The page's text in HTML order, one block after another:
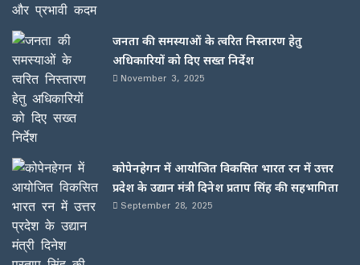
जनता की समस्याओं के त्वरित निस्तारण हेतु
अधिकारियों को दिए सख्त निर्देश
November 3, 2025
कोपेनहेगन में आयोजित विकसित भारत रन में उत्तर
प्रदेश के उद्यान मंत्री दिनेश प्रताप सिंह की सहभागिता
September 28, 2025